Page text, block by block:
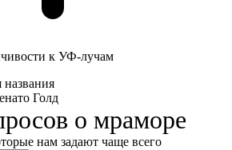
к УФ-лучам
Голд
о мраморе
нам задают чаще всего